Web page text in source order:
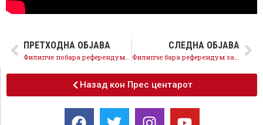
ПРЕТХОДНА ОБЈАВА
Филипче побара референдум за ЕУ: Граѓаните да одлучат дали сакаат да ја платат цената заради Мицкоски
СЛЕДНА ОБЈАВА
Филипче бара референдум за ЕУ: Граѓаните да ја земат судбината во свои раце
Назад кон Прес центарот